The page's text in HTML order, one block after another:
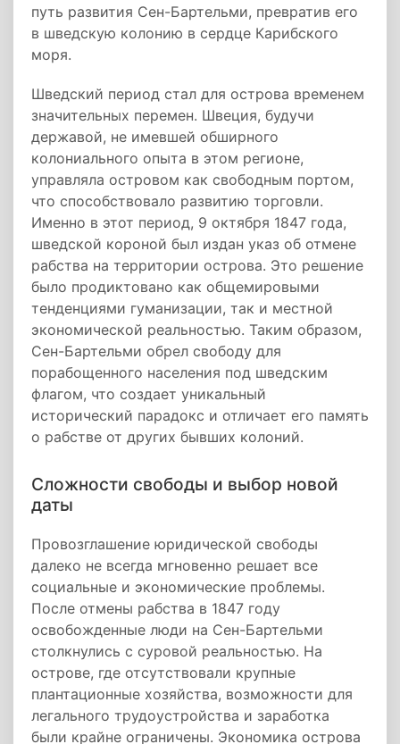
путь развития Сен-Бартельми, превратив его
в шведскую колонию в сердце Карибского
моря.
Шведский период стал для острова временем
значительных перемен. Швеция, будучи
державой, не имевшей обширного
колониального опыта в этом регионе,
управляла островом как свободным портом,
что способствовало развитию торговли.
Именно в этот период, 9 октября 1847 года,
шведской короной был издан указ об отмене
рабства на территории острова. Это решение
было продиктовано как общемировыми
тенденциями гуманизации, так и местной
экономической реальностью. Таким образом,
Сен-Бартельми обрел свободу для
порабощенного населения под шведским
флагом, что создает уникальный
исторический парадокс и отличает его память
о рабстве от других бывших колоний.
Сложности свободы и выбор новой
даты
Провозглашение юридической свободы
далеко не всегда мгновенно решает все
социальные и экономические проблемы.
После отмены рабства в 1847 году
освобожденные люди на Сен-Бартельми
столкнулись с суровой реальностью. На
острове, где отсутствовали крупные
плантационные хозяйства, возможности для
легального трудоустройства и заработка
были крайне ограничены. Экономика острова